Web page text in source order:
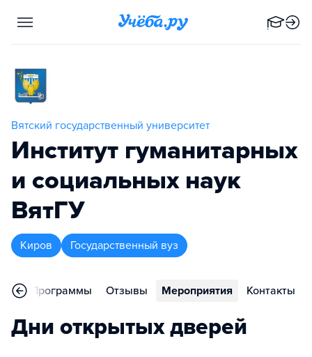
Вятский государственный университет
Институт гуманитарных
и социальных наук
ВятГУ
Киров Государственный вуз
Программы Отзывы Мероприятия Контакты
Дни открытых дверей